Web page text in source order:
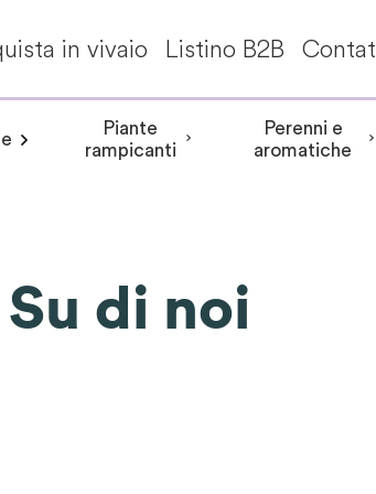
in vivaio Listino B2B
Piante da interni - Piante da
Arbusti a
Hydrangea involucrataHydrangea
giapponesi Alberi per climi miti
Peonia Erbacea Peonia Itoh
Rosa rampicante Rosa cespuglio
Piante
rampicanti
Akebia Aristolochia
Perenni e
aromatiche
Su di noi